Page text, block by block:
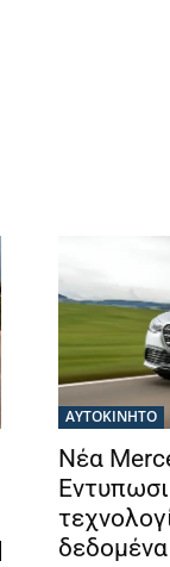
ΑΥΤΟΚΙΝΗΤΟ
Νέα
δεδομένα